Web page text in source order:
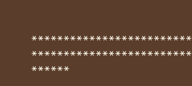
*************************
*************************
******